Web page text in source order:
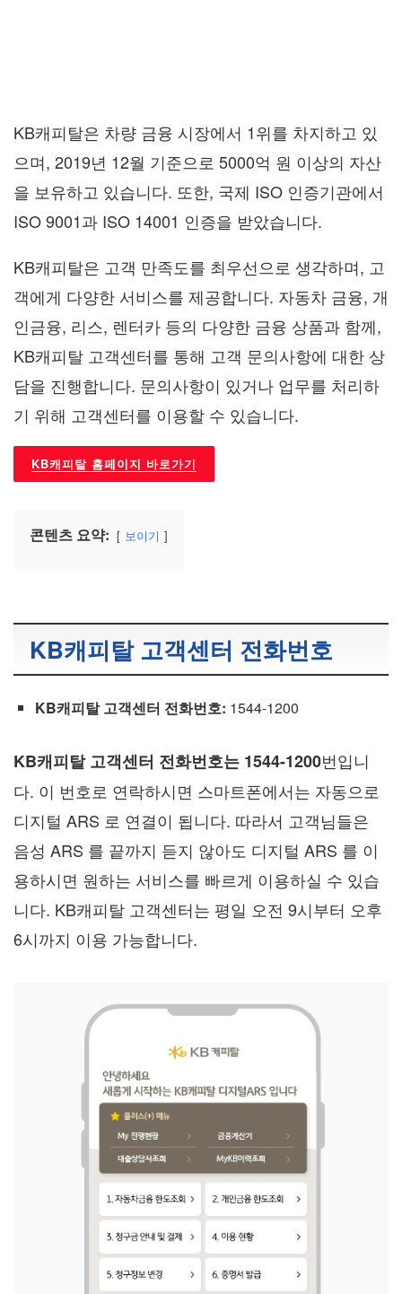
KB캐피탈은 차량 금융 시장에서 1위를 차지하고 있
으며, 2019년 12월 기준으로 5000억 원 이상의 자산
을 보유하고 있습니다. 또한, 국제 ISO 인증기관에서
ISO 9001과 ISO 14001 인증을 받았습니다.
KB캐피탈은 고객 만족도를 최우선으로 생각하며, 고
객에게 다양한 서비스를 제공합니다. 자동차 금융, 개
인금융, 리스, 렌터카 등의 다양한 금융 상품과 함께,
KB캐피탈 고객센터를 통해 고객 문의사항에 대한 상
담을 진행합니다. 문의사항이 있거나 업무를 처리하
기 위해 고객센터를 이용할 수 있습니다.
KB캐피탈 홈페이지 바로가기
콘텐츠 요약: 보이기
KB캐피탈 고객센터 전화번호
KB캐피탈 고객센터 전화번호: 1544-1200
KB캐피탈 고객센터 전화번호는 1544-1200번입니
다. 이 번호로 연락하시면 스마트폰에서는 자동으로
디지털 ARS 로 연결이 됩니다. 따라서 고객님들은
음성 ARS 를 끝까지 듣지 않아도 디지털 ARS 를 이
용하시면 원하는 서비스를 빠르게 이용하실 수 있습
니다. KB캐피탈 고객센터는 평일 오전 9시부터 오후
6시까지 이용 가능합니다.